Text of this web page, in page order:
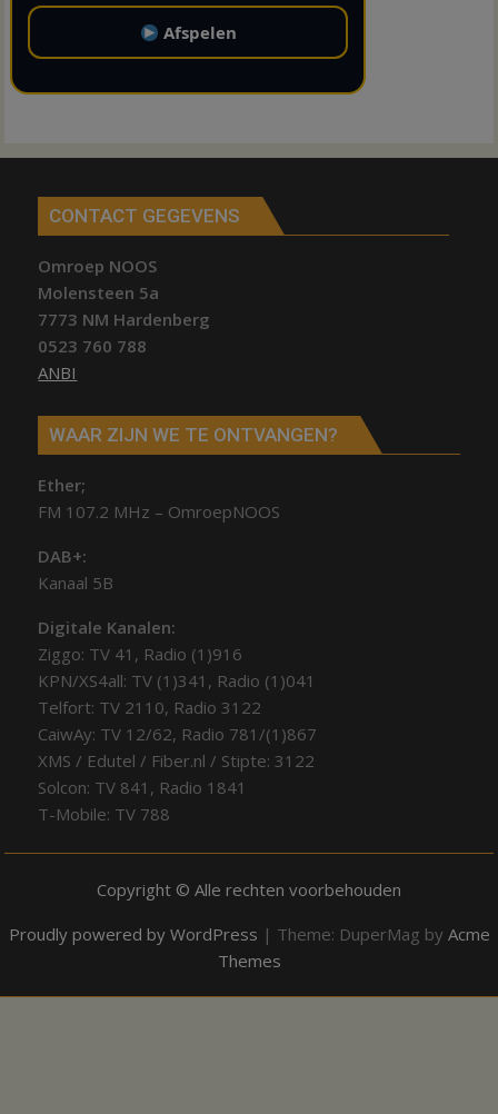
Afspelen
CONTACT GEGEVENS
Omroep NOOS
Molensteen 5a
7773 NM Hardenberg
0523 760 788
ANBI
WAAR ZIJN WE TE ONTVANGEN?
Ether;
FM 107.2 MHz – OmroepNOOS
DAB+:
Kanaal 5B
Digitale Kanalen:
Ziggo: TV 41, Radio (1)916
KPN/XS4all: TV (1)341, Radio (1)041
Telfort: TV 2110, Radio 3122
CaiwAy: TV 12/62, Radio 781/(1)867
XMS / Edutel / Fiber.nl / Stipte: 3122
Solcon: TV 841, Radio 1841
T-Mobile: TV 788
Copyright © Alle rechten voorbehouden
Proudly powered by WordPress | Theme: DuperMag by Acme
Themes